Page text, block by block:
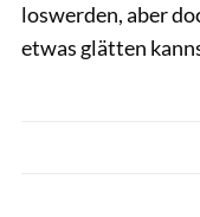
loswerden, aber
etwas glätten